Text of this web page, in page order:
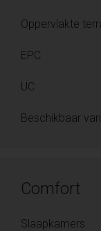
Oppervlakte
EPC
UC
Beschikbaar
Comfort
Slaapkamers